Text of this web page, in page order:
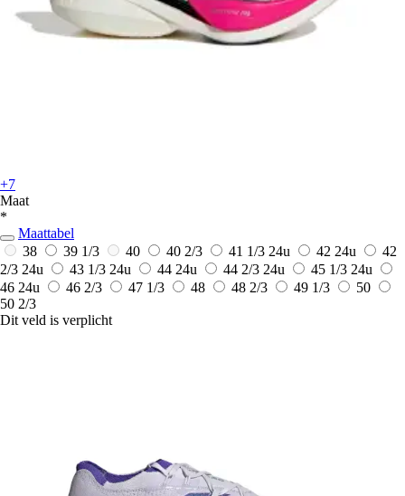
+7
Maat
*
Maattabel
38
39 1/3 40 40 2/3 41 1/3 24u 42 24u
42
2/3 24u 43 1/3 24u 44 24u 44 2/3 24u 45 1/3 24u
46 24u 46 2/3 47 1/3 48 48 2/3 49 1/3
50
50 2/3
Dit veld is verplicht